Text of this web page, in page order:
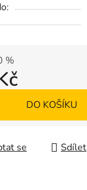
%
DO KOŠÍKU
se Sdílet